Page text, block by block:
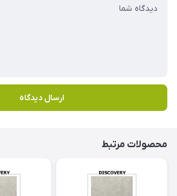
ارسال دیدگاه
محصولات مرتبط